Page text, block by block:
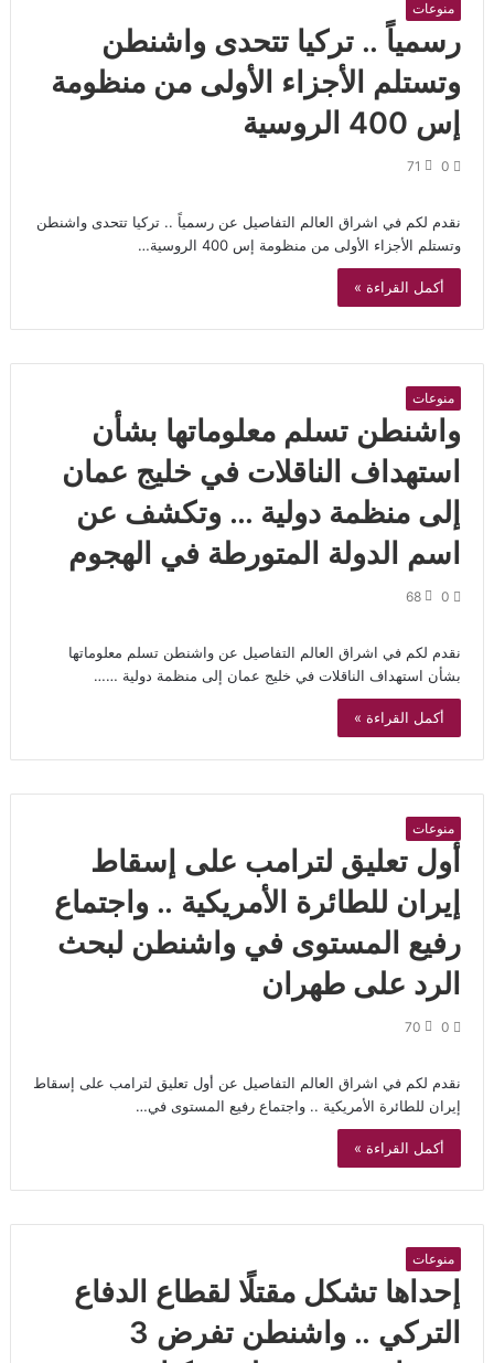
منوعات
رسمياً .. تركيا تتحدى واشنطن
وتستلم الأجزاء الأولى من منظومة
إس 400 الروسية
0
71
نقدم لكم في اشراق العالم التفاصيل عن رسمياً .. تركيا تتحدى واشنطن
وتستلم الأجزاء الأولى من منظومة إس 400 الروسية…
أكمل القراءة »
منوعات
واشنطن تسلم معلوماتها بشأن
استهداف الناقلات في خليج عمان
إلى منظمة دولية … وتكشف عن
اسم الدولة المتورطة في الهجوم
0
68
نقدم لكم في اشراق العالم التفاصيل عن واشنطن تسلم معلوماتها
بشأن استهداف الناقلات في خليج عمان إلى منظمة دولية ……
أكمل القراءة »
منوعات
أول تعليق لترامب على إسقاط
إيران للطائرة الأمريكية .. واجتماع
رفيع المستوى في واشنطن لبحث
الرد على طهران
0
70
نقدم لكم في اشراق العالم التفاصيل عن أول تعليق لترامب على إسقاط
إيران للطائرة الأمريكية .. واجتماع رفيع المستوى في…
أكمل القراءة »
منوعات
إحداها تشكل مقتلًا لقطاع الدفاع
التركي .. واشنطن تفرض 3